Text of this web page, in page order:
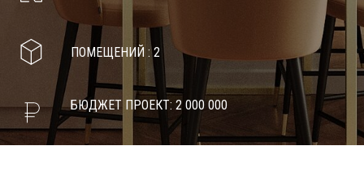
ПОМЕЩЕНИЙ : 2
БЮДЖЕТ ПРОЕКТ: 2 000 000